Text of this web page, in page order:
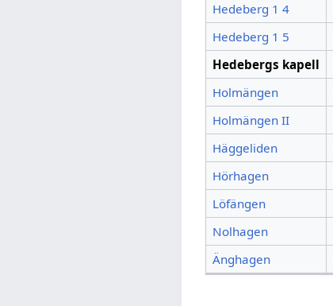
Hedeberg 1 4
Hedeberg 1 5
Hedebergs kapell
Holmängen
Holmängen II
Häggeliden
Hörhagen
Löfängen
Nolhagen
Änghagen